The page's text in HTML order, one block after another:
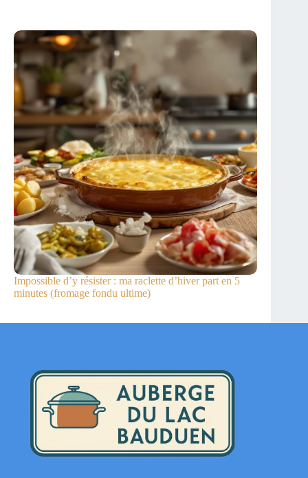
Impossible d’y résister : ma raclette d’hiver part en 5
minutes (fromage fondu ultime)